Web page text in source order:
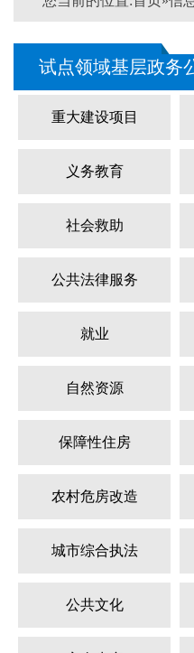
试点领域基层政务
重大建设项目
义务教育
社会救助
公共法律服务
就业
自然资源
保障性住房
农村危房改造
城市综合执法
公共文化